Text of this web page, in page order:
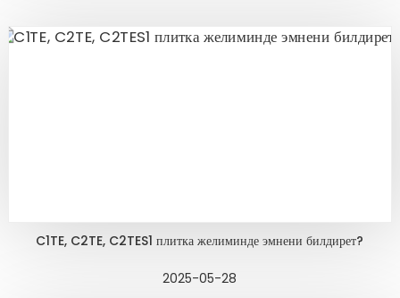
C1TE, C2TE, C2TES1 плитка желиминде эмнени билдирет?
2025-05-28